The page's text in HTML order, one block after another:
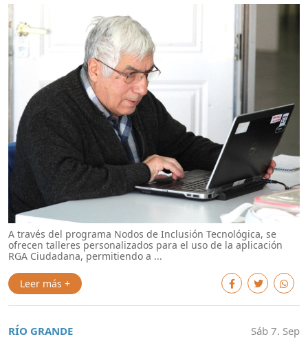
A través del programa Nodos de Inclusión Tecnológica, se
ofrecen talleres personalizados para el uso de la aplicación
RGA Ciudadana, permitiendo a ...
Leer más +
RÍO GRANDE
Sáb 7. Sep